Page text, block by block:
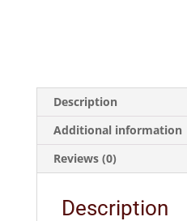
Description
Additional information
Reviews (0)
Description